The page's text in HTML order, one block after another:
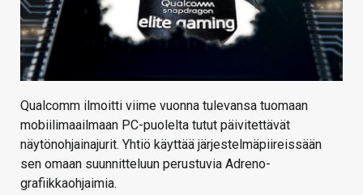
Qualcomm ilmoitti viime vuonna tulevansa tuomaan
mobiilimaailmaan PC-puolelta tutut päivitettävät
näytönohjainajurit. Yhtiö käyttää järjestelmäpiireissään
sen omaan suunnitteluun perustuvia Adreno-
grafiikkaohjaimia.